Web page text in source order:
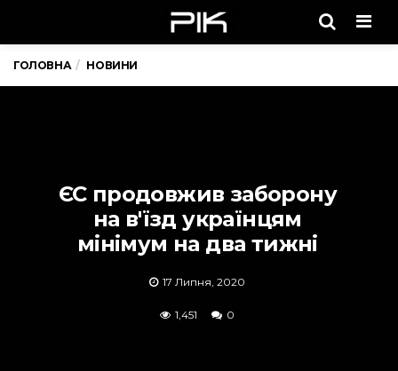
ГОЛОВНА НОВИНИ
ЄС продовжив заборону
на в'їзд українцям
мінімум на два тижні
17 Липня, 2020
1,451 0